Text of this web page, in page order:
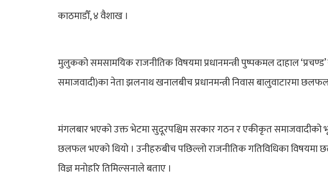
काठमाडौँ, ४ वैशाख ।
मुलुकको समसामयिक राजनीतिक विषयमा प्रधानमन्त्री पुष्पकमल दाहाल
समाजवादी)का नेता झलनाथ खनालबीच प्रधानमन्त्री निवास बालुवाटारमा
मंगलबार भएको उक्त भेटमा सुदूरपश्चिम सरकार गठन र एकीकृत समाजवादीको
छलफल भएको थियो । उनीहरुबीच पछिल्लो राजनीतिक गतिविधिका विषयमा
विज्ञ मनोहरि तिमिल्सनाले बताए ।